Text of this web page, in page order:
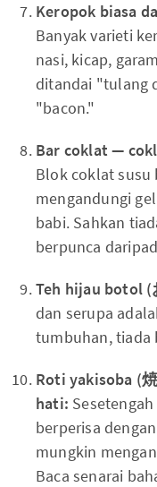
Keropok biasa
Banyak varieti
nasi, kicap,
ditandai "tulang
"bacon."
Bar coklat —
Blok coklat susu
mengandungi
babi. Sahkan
berpunca
Teh hijau botol (
dan serupa
tumbuhan, tiada
Roti yakisoba (
hati:
berperisa
mungkin
Baca senarai